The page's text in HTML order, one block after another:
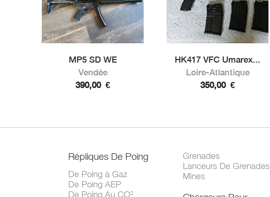
MP5 SD WE
Vendée
390,00 €
HK417 VFC Umarex...
Loire-Atlantique
350,00 €
Répliques De Poing
De Poing à Gaz
De Poing AEP
De Poing Au CO²
Grenades
Lanceurs De Grenades
Mines